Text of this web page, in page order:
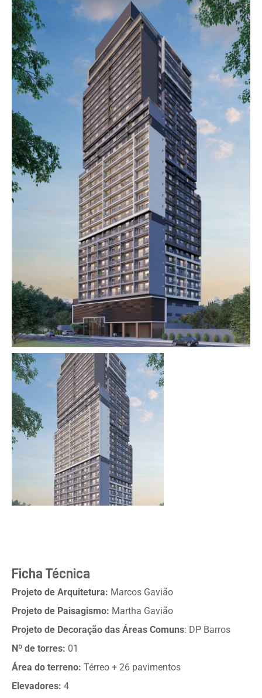
Ficha Técnica
Projeto de Arquitetura: Marcos Gavião
Projeto de Paisagismo: Martha Gavião
Projeto de Decoração das Áreas Comuns: DP Barros
Nº de torres: 01
Área do terreno: Térreo + 26 pavimentos
Elevadores: 4